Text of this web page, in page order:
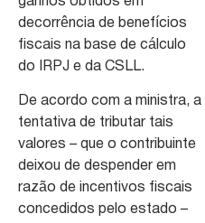
decorrência de benefícios
fiscais na base de cálculo
do IRPJ e da CSLL.
De acordo com a ministra, a
tentativa de tributar tais
valores – que o contribuinte
deixou de despender em
razão de incentivos fiscais
concedidos pelo estado –